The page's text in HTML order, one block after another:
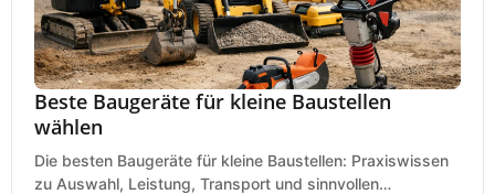
Beste Baugeräte für kleine Baustellen
wählen
Die besten Baugeräte für kleine Baustellen: Praxiswissen
zu Auswahl, Leistung, Transport und sinnvollen